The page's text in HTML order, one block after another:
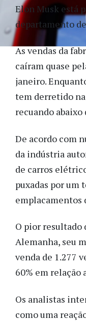
Elon Musk está
departamento
As vendas da
caíram quase
janeiro.
tem derretido
recuando
De acordo com
da indústria
de carros
puxadas por um
emplacamentos
O pior resultado
Alemanha, seu
venda de 1.277
60% em relação
Os analistas
como uma